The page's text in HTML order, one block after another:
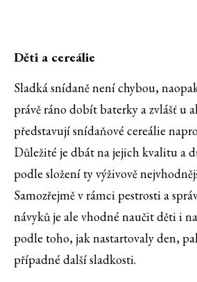
Děti a cereálie
Sladká snídaně není chybou,
právě ráno dobít baterky a zvlášť u
představují snídaňové cereálie
Důležité je dbát na jejich kvalitu a
podle složení ty výživově
Samozřejmě v rámci pestrosti a
návyků je ale vhodné naučit děti i
podle toho, jak nastartovaly den,
případné další sladkosti.